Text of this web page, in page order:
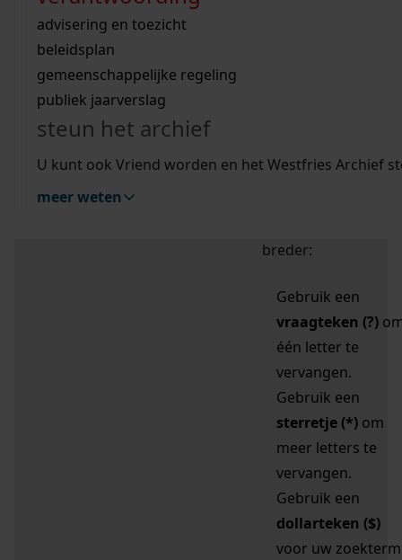
bouwvergunningen
omgevingsvergunningen
vergunningen
beeld en geluid
uitleg nodig?
Wij helpen u op weg met een aantal zoektips.
bekijk alle zoektips
Wij helpen u op weg met een aantal zoektips.
bekijk alle zoektips
bekijk ons geschiedenislokaal
advisering en toezicht
beleidsplan
gemeenschappelijke regeling
publiek jaarverslag
steun het archief
U kunt ook Vriend worden en het Westfries Archief
meer weten
zoektips
Mijn Studiezaal (inloggen)
uw zoekopdracht te
breder:
Gebruik een
vraagteken (?)
één letter te
vervangen.
Gebruik een
sterretje (*) om
meer letters te
vervangen.
Gebruik een
dollarteken ($)
voor uw zoekterm